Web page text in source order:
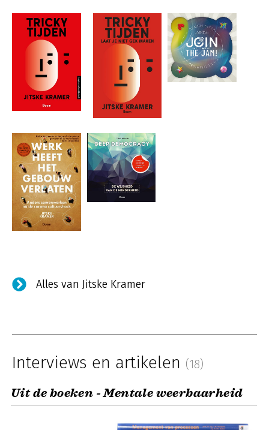
Alles van Jitske Kramer
Interviews en artikelen (18)
Uit de boeken - Mentale weerbaarheid